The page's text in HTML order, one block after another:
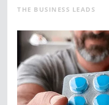
THE BUSINESS LEADS